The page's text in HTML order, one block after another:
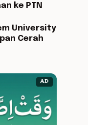
ke PTN
University
Cerah
AD